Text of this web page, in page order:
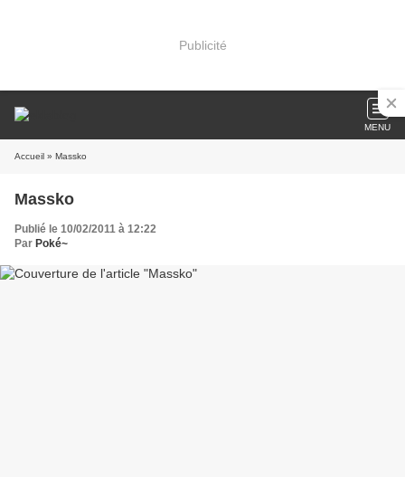
Publicité
MENU
Accueil » Massko
Massko
Publié le 10/02/2011 à 12:22
Par Poké~